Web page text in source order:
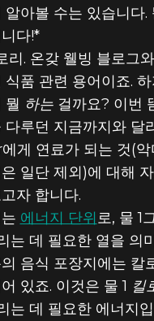
Eternal
년 11월 27일
찢고
리 태
하기
알아볼 수는 있습니다.
다!*
리. 온갖 웰빙 블로그
식품 관련 용어이죠.
뭘 하는걸까요? 이번
다루던 지금까지와 달
게 연료가 되는 것(악
일단 제외)에 대해
자 합니다.
에너지 단위로, 물 1
는 데 필요한 열을 의
음식 포장지에는 칼
있죠. 이것은 물 1 킬
는 데 필요한 에너지